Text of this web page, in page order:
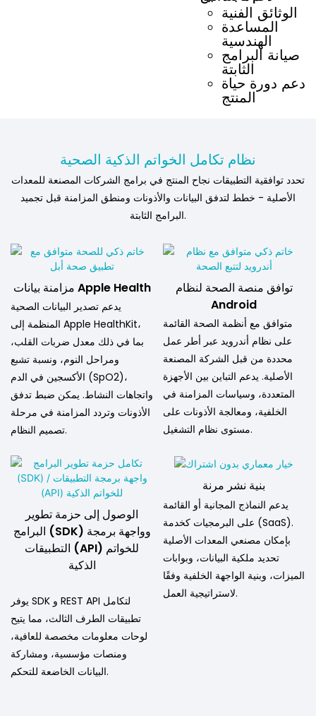
الوثائق الفنية
المساعدة
الهندسية
صيانة البرامج
الثابتة
دعم دورة حياة
المنتج
نظام تكامل الخواتم الذكية الصحية
تحدد توافقية التطبيقات نجاح المنتج في برامج الشركات المصنعة للمعدات
الأصلية - خطط لتدفق البيانات والأذونات ومنطق المزامنة قبل تجميد
البرامج الثابتة.
مزامنة بيانات Apple Health
يدعم تصدير البيانات الصحية
المنظمة إلى Apple HealthKit،
بما في ذلك معدل ضربات القلب،
ومراحل النوم، ونسبة تشبع
الأكسجين في الدم (SpO2)،
واتجاهات النشاط. يمكن ضبط تدفق
الأذونات وتردد المزامنة في مرحلة
تصميم النظام.
توافق منصة الصحة لنظام
Android
متوافق مع أنظمة الصحة القائمة
على نظام أندرويد عبر أطر عمل
محددة من قبل الشركة المصنعة
الأصلية. يدعم التباين بين الأجهزة
المتعددة، وسياسات المزامنة في
الخلفية، ومعالجة الأذونات على
مستوى نظام التشغيل.
الوصول إلى حزمة تطوير
البرامج (SDK) وواجهة برمجة
التطبيقات (API) للخواتم
الذكية
يوفر SDK و REST API لتكامل
تطبيقات الطرف الثالث، مما يتيح
لوحات معلومات مخصصة للعافية،
ومنصات مؤسسية، ومشاركة
البيانات الخاضعة للتحكم.
بنية نشر مرنة
يدعم النماذج المجانية أو القائمة
على البرمجيات كخدمة (SaaS).
بإمكان مصنعي المعدات الأصلية
تحديد ملكية البيانات، وبوابات
الميزات، وبنية الواجهة الخلفية وفقًا
لاستراتيجية العمل.